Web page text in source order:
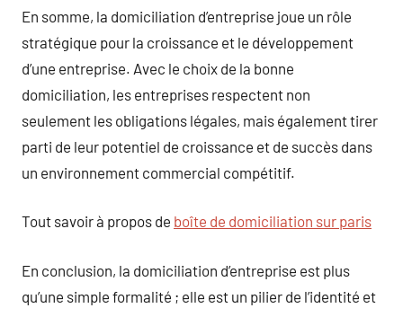
En somme, la domiciliation d’entreprise joue un rôle
stratégique pour la croissance et le développement
d’une entreprise. Avec le choix de la bonne
domiciliation, les entreprises respectent non
seulement les obligations légales, mais également tirer
parti de leur potentiel de croissance et de succès dans
un environnement commercial compétitif.
Tout savoir à propos de boîte de domiciliation sur paris
En conclusion, la domiciliation d’entreprise est plus
qu’une simple formalité ; elle est un pilier de l’identité et